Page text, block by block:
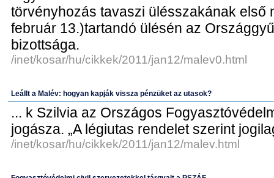
törvényhozás tavaszi ülésszakának első
február 13.)tartandó ülésén az
bizottsága.
/inet/kosar/hu/cikkek/2011/jan12/malev0.html
Leállt a Malév: hogyan kapják vissza pénzüket az utasok?
... k Szilvia az Országos
jogásza. „A légiutas rendelet szerint
/inet/kosar/hu/cikkek/2011/jan12/malev.html